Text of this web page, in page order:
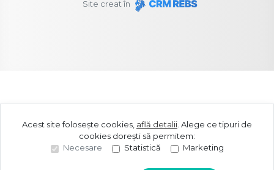
Site creat în
Acest site folosește cookies, află detalii Alege ce tipuri de
cookies dorești să permitem:
Necesare
Statistică Marketing